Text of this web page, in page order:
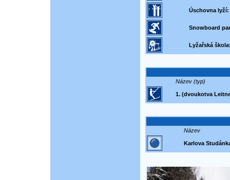
Úschovna lyží:
Snowboard
Lyžařská
Název (typ)
1. (dvoukotva
Název
Karlova